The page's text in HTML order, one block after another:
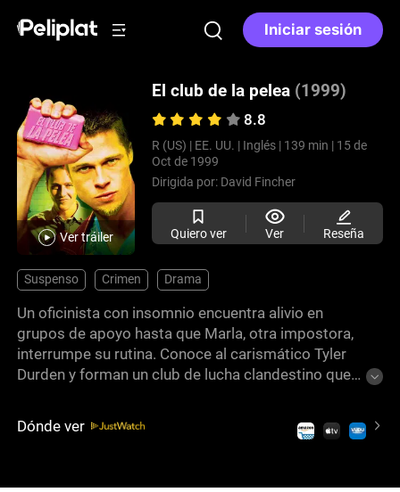
Iniciar sesión
Ver tráiler
El club de la pelea (1999)
8.8
R (US) | EE. UU. | Inglés | 139 min | 15 de
Oct de 1999
Dirigida por: David Fincher
Quiero ver Ver Reseña
Suspenso Crimen Drama
Un oficinista con insomnio encuentra alivio en
grupos de apoyo hasta que Marla, otra impostora,
interrumpe su rutina. Conoce al carismático Tyler
Durden y forman un club de lucha clandestino que
medida que la violencia del grupo se sale de
control, Tyler's true nature comes to light.
Dónde ver